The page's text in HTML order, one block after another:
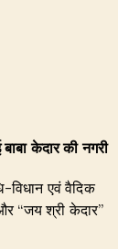
केदार की नगरी
विधान एवं वैदिक
“जय श्री केदार”